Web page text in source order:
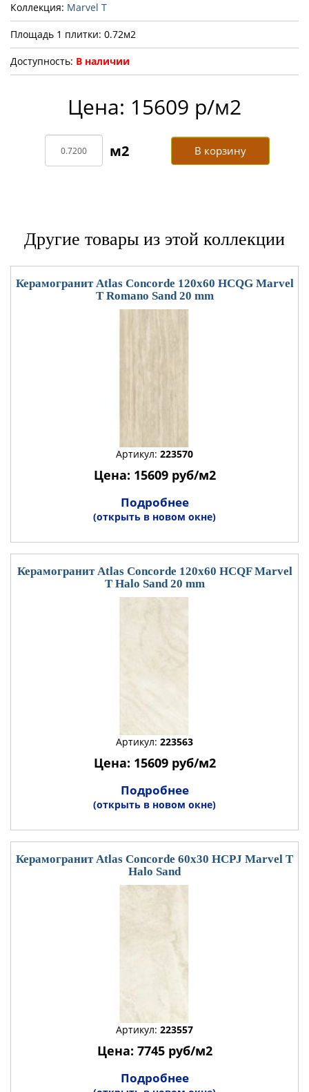
Коллекция: Marvel T
Площадь 1 плитки: 0.72м2
Доступность: В наличии
Цена: 15609 р/м2
В корзину
Другие товары из этой коллекции
Керамогранит Atlas Concorde 120x60 HCQG Marvel
T Romano Sand 20 mm
Артикул: 223570
Цена: 15609 руб/м2
Подробнее
(открыть в новом окне)
Керамогранит Atlas Concorde 120x60 HCQF Marvel
T Halo Sand 20 mm
Артикул: 223563
Цена: 15609 руб/м2
Подробнее
(открыть в новом окне)
Керамогранит Atlas Concorde 60x30 HCPJ Marvel T
Halo Sand
Артикул: 223557
Цена: 7745 руб/м2
Подробнее